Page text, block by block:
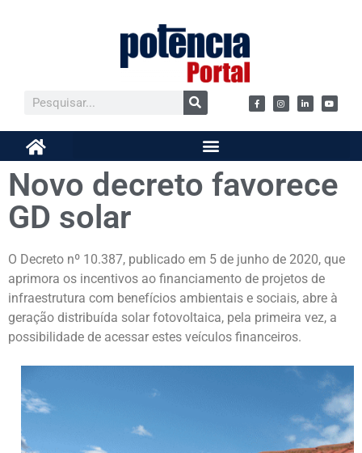
Novo decreto favorece
GD solar
O Decreto nº 10.387, publicado em 5 de junho de 2020, que
aprimora os incentivos ao financiamento de projetos de
infraestrutura com benefícios ambientais e sociais, abre à
geração distribuída solar fotovoltaica, pela primeira vez, a
possibilidade de acessar estes veículos financeiros.